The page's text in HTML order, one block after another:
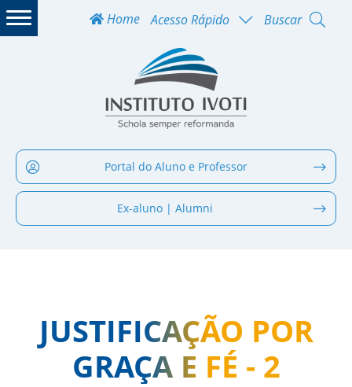
Home Acesso Rápido Buscar
Portal do Aluno e Professor
Ex-aluno | Alumni
JUSTIFICAÇÃO POR
GRAÇA E FÉ - 2